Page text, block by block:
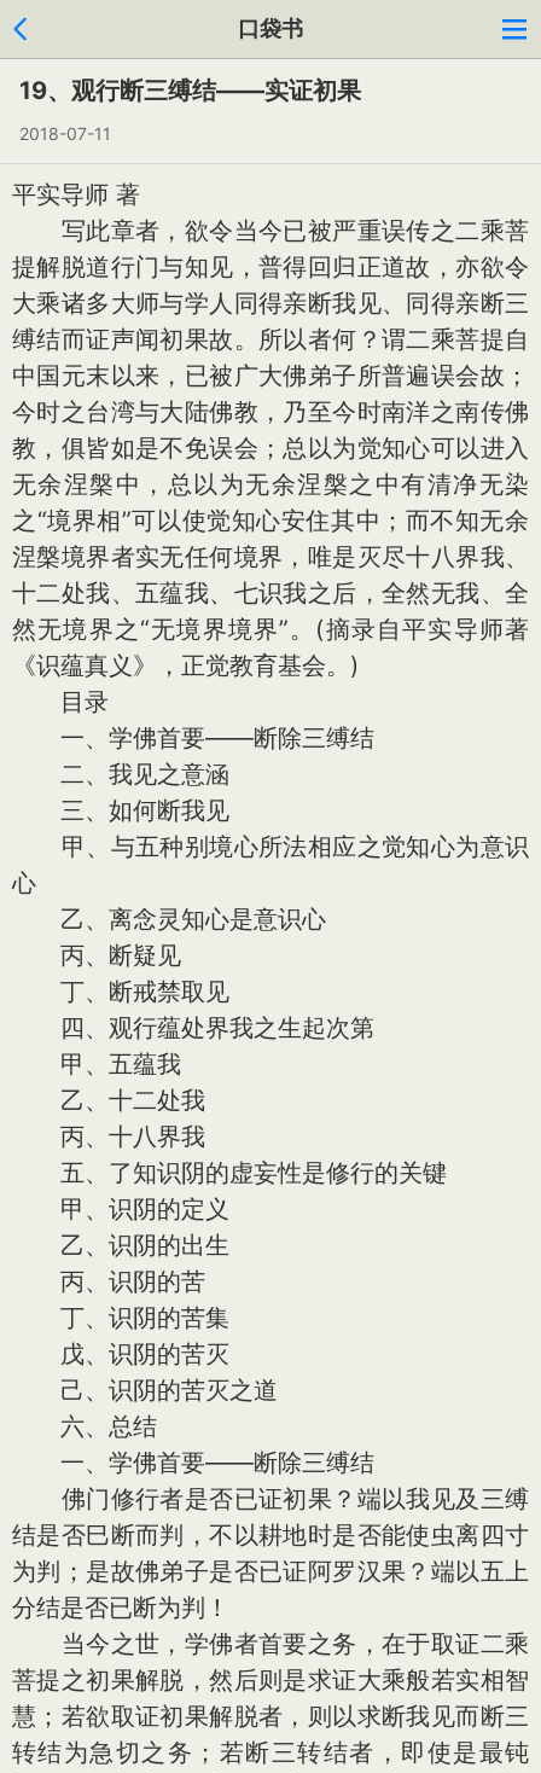
口袋书
19、观行断三缚结——实证初果
2018-07-11
平实导师 著
写此章者，欲令当今已被严重误传之二乘菩
提解脱道行门与知见，普得回归正道故，亦欲令
大乘诸多大师与学人同得亲断我见、同得亲断三
缚结而证声闻初果故。所以者何？谓二乘菩提自
中国元末以来，已被广大佛弟子所普遍误会故；
今时之台湾与大陆佛教，乃至今时南洋之南传佛
教，俱皆如是不免误会；总以为觉知心可以进入
无余涅槃中，总以为无余涅槃之中有清净无染
之“境界相”可以使觉知心安住其中；而不知无余
涅槃境界者实无任何境界，唯是灭尽十八界我、
十二处我、五蕴我、七识我之后，全然无我、全
然无境界之“无境界境界”。(摘录自平实导师著
《识蕴真义》，正觉教育基会。)
目录
一、学佛首要——断除三缚结
二、我见之意涵
三、如何断我见
甲、与五种别境心所法相应之觉知心为意识
心
乙、离念灵知心是意识心
丙、断疑见
丁、断戒禁取见
四、观行蕴处界我之生起次第
甲、五蕴我
乙、十二处我
丙、十八界我
五、了知识阴的虚妄性是修行的关键
甲、识阴的定义
乙、识阴的出生
丙、识阴的苦
丁、识阴的苦集
戊、识阴的苦灭
己、识阴的苦灭之道
六、总结
一、学佛首要——断除三缚结
佛门修行者是否已证初果？端以我见及三缚
结是否巳断而判，不以耕地时是否能使虫离四寸
为判；是故佛弟子是否已证阿罗汉果？端以五上
分结是否已断为判！
当今之世，学佛者首要之务，在于取证二乘
菩提之初果解脱，然后则是求证大乘般若实相智
慧；若欲取证初果解脱者，则以求断我见而断三
转结为急切之务；若断三转结者，即使是最钝